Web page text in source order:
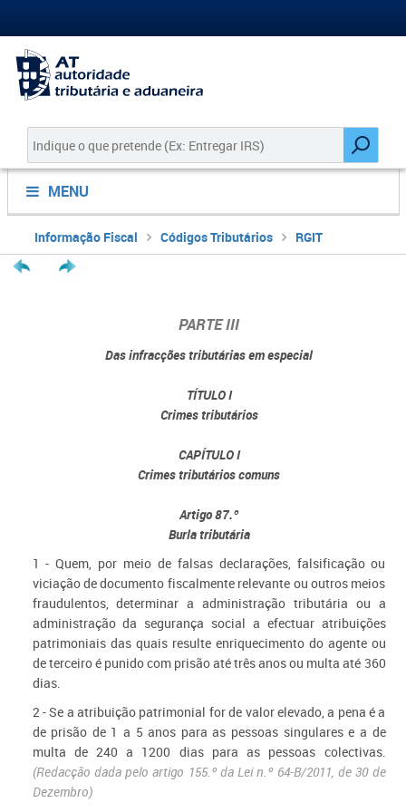
MENU
Informação Fiscal Códigos Tributários RGIT
PARTE III
Das infracções tributárias em especial
TÍTULO I
Crimes tributários
CAPÍTULO I
Crimes tributários comuns
Artigo 87.º
Burla tributária
1 - Quem, por meio de falsas declarações, falsificação ou
viciação de documento fiscalmente relevante ou outros meios
fraudulentos, determinar a administração tributária ou a
administração da segurança social a efectuar atribuições
patrimoniais das quais resulte enriquecimento do agente ou
de terceiro é punido com prisão até três anos ou multa até 360
dias.
2 - Se a atribuição patrimonial for de valor elevado, a pena é a
de prisão de 1 a 5 anos para as pessoas singulares e a de
multa de 240 a 1200 dias para as pessoas colectivas.
(Redacção dada pelo artigo 155.º da Lei n.º 64-B/2011, de 30 de
Dezembro)